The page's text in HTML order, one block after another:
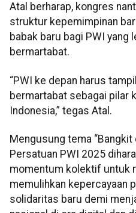
Atal berharap, kongres
struktur kepemimpinan
babak baru bagi PWI yang
bermartabat.
“PWI ke depan harus
bermartabat sebagai pilar
Indonesia,” tegas Atal.
Mengusung tema “Bangkit
Persatuan PWI 2025
momentum kolektif untuk
memulihkan kepercayaan
solidaritas baru demi